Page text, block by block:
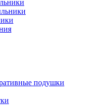
подушки